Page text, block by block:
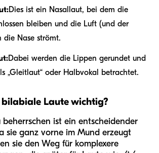
Dies ist ein Nasallaut, bei dem die
bleiben und die Luft (und der
die Nase strömt.
Dabei werden die Lippen gerundet und
„Gleitlaut“ oder Halbvokal betrachtet.
Laute wichtig?
beherrschen ist ein entscheidender
sie ganz vorne im Mund erzeugt
sie den Weg für komplexere